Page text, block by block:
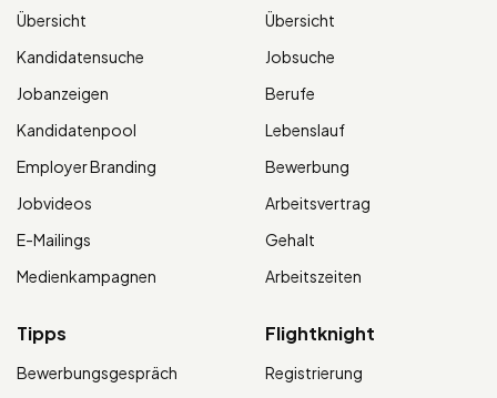
Übersicht
Kandidatensuche
Jobanzeigen
Kandidatenpool
Employer Branding
Jobvideos
E-Mailings
Medienkampagnen
Übersicht
Jobsuche
Berufe
Lebenslauf
Bewerbung
Arbeitsvertrag
Gehalt
Arbeitszeiten
Tipps
Bewerbungsgespräch
Flightknight
Registrierung